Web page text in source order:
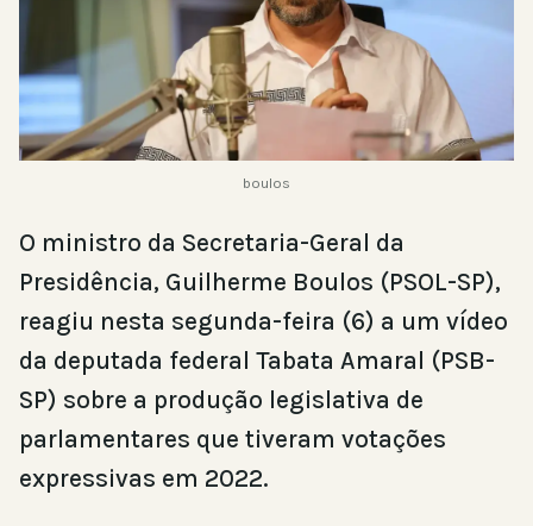
boulos
O ministro da Secretaria-Geral da
Presidência, Guilherme Boulos (PSOL-SP),
reagiu nesta segunda-feira (6) a um vídeo
da deputada federal Tabata Amaral (PSB-
SP) sobre a produção legislativa de
parlamentares que tiveram votações
expressivas em 2022.